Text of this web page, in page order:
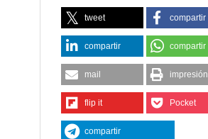
tweet compartir
compartir compartir
mail impresión
flip it Pocket
compartir